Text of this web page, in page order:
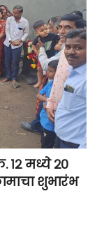
१२ मध्ये २०
शुभारंभ